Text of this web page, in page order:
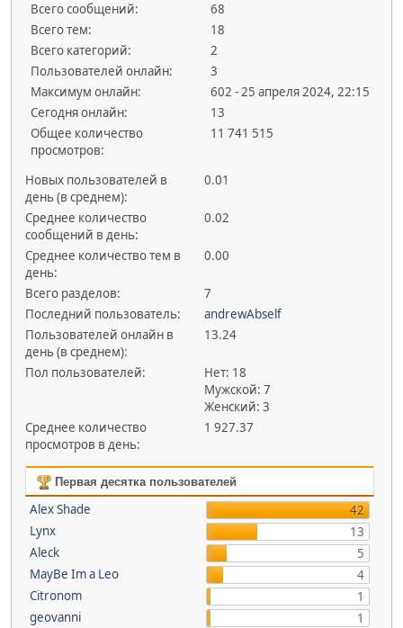
Всего сообщений:
68
Всего тем:
18
Всего категорий:
2
Пользователей онлайн:
3
Максимум онлайн:
602 - 25 апреля 2024, 22:15
Сегодня онлайн:
13
Общее количество
просмотров:
11 741 515
Новых пользователей в
день (в среднем):
0.01
Среднее количество
сообщений в день:
0.02
Среднее количество тем в
день:
0.00
Всего разделов:
7
Последний пользователь:
andrewAbself
Пользователей онлайн в
день (в среднем):
13.24
Пол пользователей:
Нет: 18
Мужской: 7
Женский: 3
Среднее количество
просмотров в день:
1 927.37
Первая десятка пользователей
Alex Shade
42
Lynx
13
Aleck
5
MayBe Im a Leo
4
Citronom
1
geovanni
1